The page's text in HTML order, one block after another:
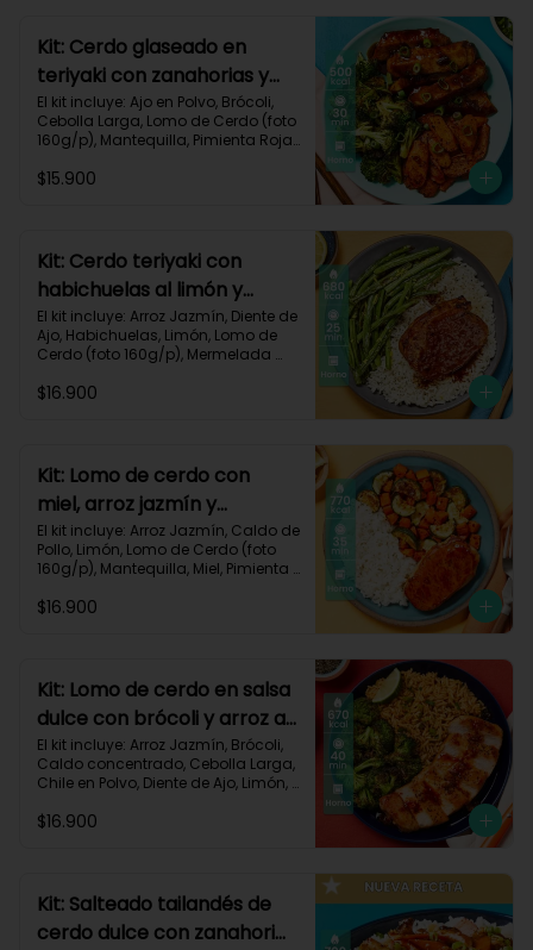
Kit: Cerdo glaseado en
teriyaki con zanahorias y
brócoli asados-125
El kit incluye: Ajo en Polvo, Brócoli,
Cebolla Larga, Lomo de Cerdo (foto
160g/p), Mantequilla, Pimienta Roja,
Impresa.
$15.900
Kit: Cerdo teriyaki con
habichuelas al limón y
arroz al ajillo-3
El kit incluye: Arroz Jazmín, Diente de
Ajo, Habichuelas, Limón, Lomo de
Cerdo (foto 160g/p), Mermelada
Impresa.
$16.900
Kit: Lomo de cerdo con
miel, arroz jazmín y
verduras al limón-76
El kit incluye: Arroz Jazmín, Caldo de
Pollo, Limón, Lomo de Cerdo (foto
160g/p), Mantequilla, Miel, Pimienta
Receta Impresa.
$16.900
Kit: Lomo de cerdo en salsa
dulce con brócoli y arroz al
chile-91
El kit incluye: Arroz Jazmín, Brócoli,
Caldo concentrado, Cebolla Larga,
Chile en Polvo, Diente de Ajo, Limón,
Mantequilla, Mermelada Roja,
Proteínas 31g
$16.900
Kit: Salteado tailandés de
cerdo dulce con zanahorias